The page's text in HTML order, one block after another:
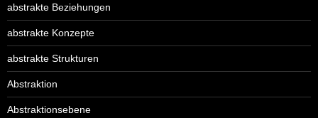
abstrakte Beziehungen
abstrakte Konzepte
abstrakte Strukturen
Abstraktion
Abstraktionsebene